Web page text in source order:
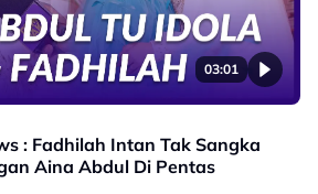
03:01
: Fadhilah Intan Tak Sangka
Aina Abdul Di Pentas